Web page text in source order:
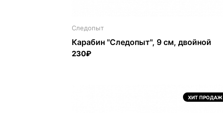
Следопыт
Карабин "Следопыт", 9 см, двойной
230₽
ХИТ ПРОДАЖ